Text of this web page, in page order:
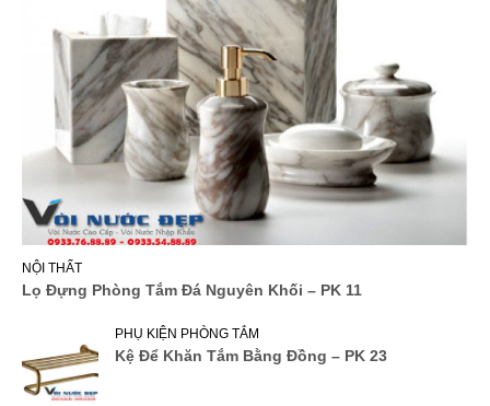
NỘI THẤT
Lọ Đựng Phòng Tắm Đá Nguyên Khối – PK 11
PHỤ KIỆN PHÒNG TẮM
Kệ Để Khăn Tắm Bằng Đồng – PK 23